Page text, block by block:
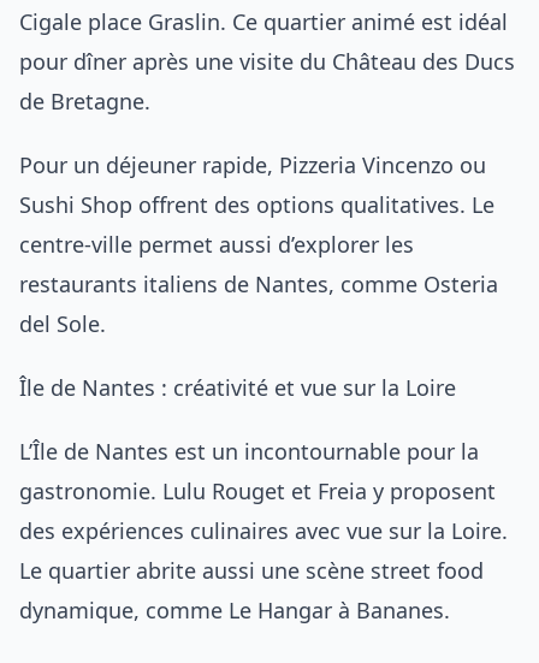
Cigale place Graslin. Ce quartier animé est idéal
pour dîner après une visite du Château des Ducs
de Bretagne.
Pour un déjeuner rapide, Pizzeria Vincenzo ou
Sushi Shop offrent des options qualitatives. Le
centre-ville permet aussi d’explorer les
restaurants italiens de Nantes, comme Osteria
del Sole.
Île de Nantes : créativité et vue sur la Loire
L’Île de Nantes est un incontournable pour la
gastronomie. Lulu Rouget et Freia y proposent
des expériences culinaires avec vue sur la Loire.
Le quartier abrite aussi une scène street food
dynamique, comme Le Hangar à Bananes.